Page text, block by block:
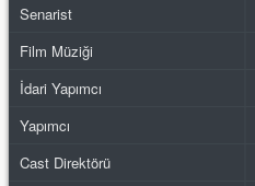
Senarist
Film Müziği
İdari Yapımcı
Yapımcı
Cast Direktörü